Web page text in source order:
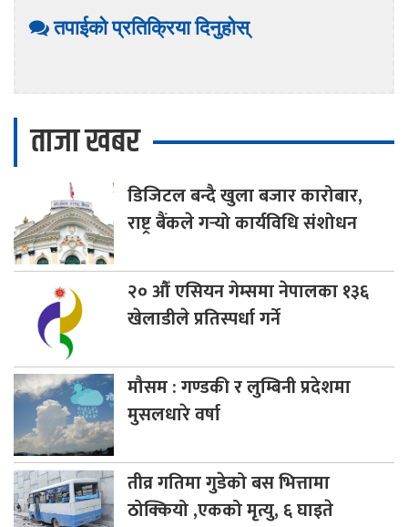
तपाईको प्रतिक्रिया दिनुहोस्
ताजा खबर
डिजिटलबन्दै खुला बजार कारोबार,
राष्ट्र बैंकले गर्‍यो कार्यविधि संशोधन
२०औँ एसियन गेम्समा नेपालका १३६
खेलाडीले प्रतिस्पर्धा गर्ने
मौसम: गण्डकी र लुम्बिनी प्रदेशमा
मुसलधारे वर्षा
तीव्रगतिमा गुडेको बस भित्तामा
ठोक्कियो ,एकको मृत्यु, ६ घाइते